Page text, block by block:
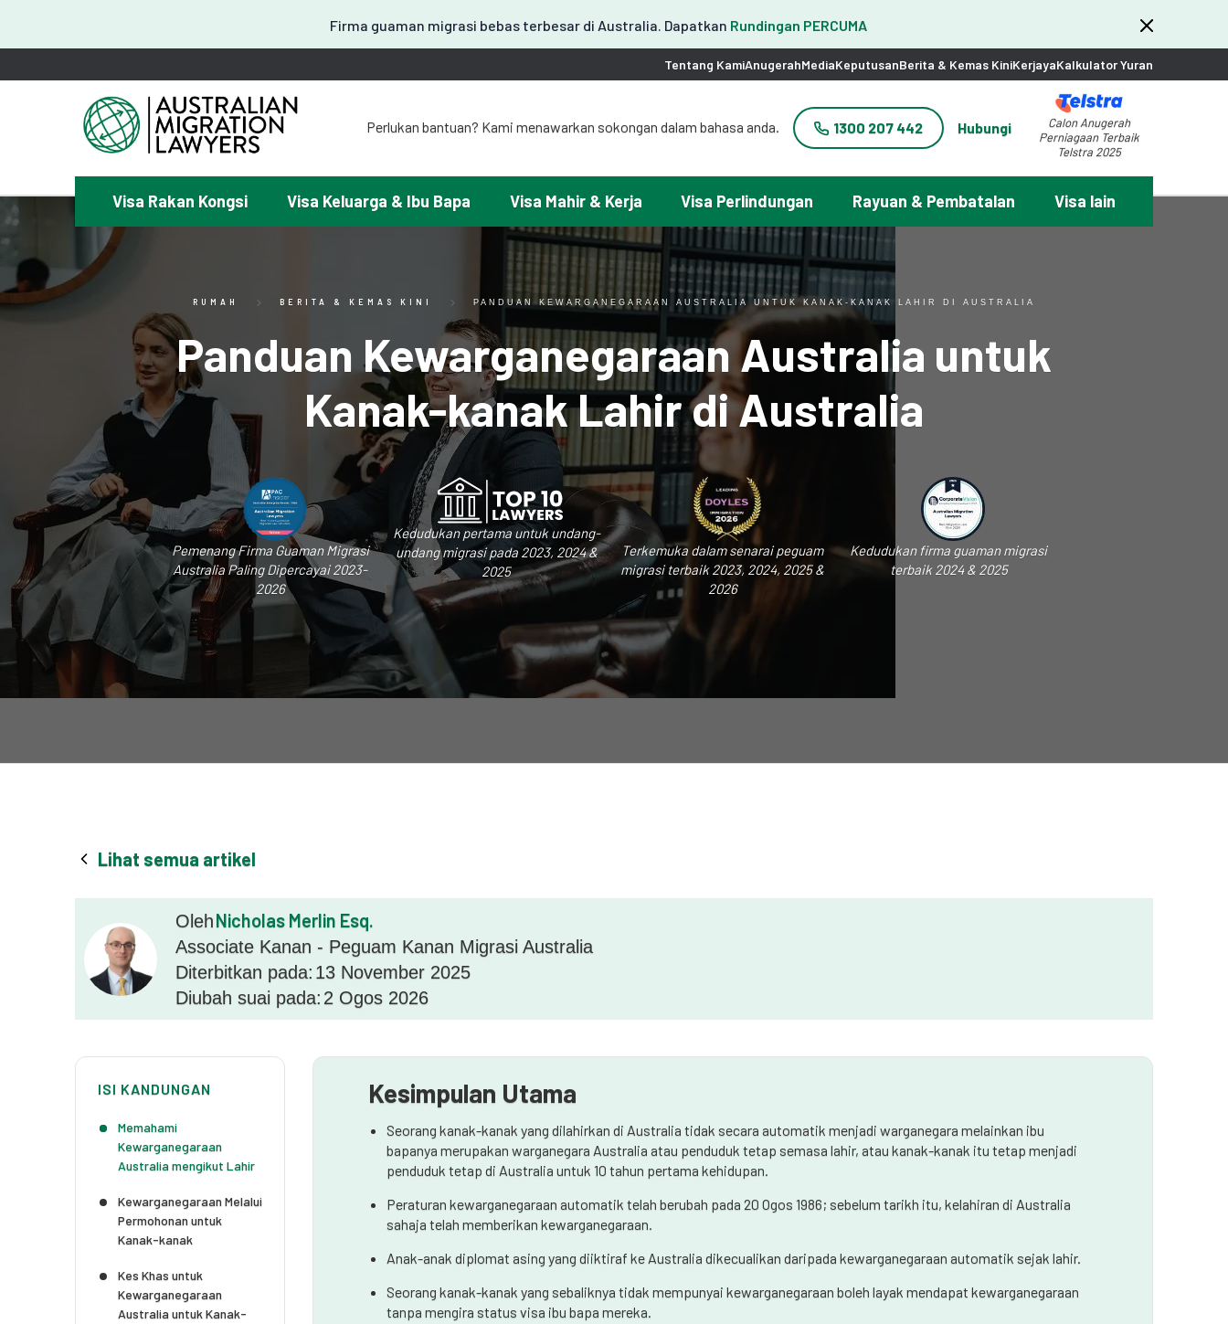
Firma guaman migrasi bebas terbesar di Australia. Dapatkan Rundingan PERCUMA
Tentang KamiAnugerahMediaKeputusanBerita & Kemas KiniKerjayaKalkulator Yuran
Perlukan bantuan? Kami menawarkan sokongan dalam bahasa anda.
¿Memerlukan ayuda con tu visa? Podemos ayudarte en español.
Tại đây chúng tôi có hỗ trợ tiếng Việt.
1300 207 442 Hubungi
Calon Anugerah
Perniagaan Terbaik
Telstra 2025
Visa Rakan Kongsi Visa Keluarga & Ibu Bapa Visa Mahir & Kerja Visa Perlindungan Rayuan & Pembatalan Visa lain
RUMAH BERITA & KEMAS KINI PANDUAN KEWARGANEGARAAN AUSTRALIA UNTUK KANAK-KANAK LAHIR DI AUSTRALIA
Panduan Kewarganegaraan Australia untuk
Kanak-kanak Lahir di Australia
Pemenang Firma Guaman Migrasi
Australia Paling Dipercayai 2023-
2026
Kedudukan pertama untuk undang-
undang migrasi pada 2023, 2024 &
2025
Terkemuka dalam senarai peguam
migrasi terbaik 2023, 2024, 2025 &
2026
Kedudukan firma guaman migrasi
terbaik 2024 & 2025
Lihat semua artikel
OlehNicholas Merlin Esq.
Associate Kanan - Peguam Kanan Migrasi Australia
Diterbitkan pada: 13 November 2025
Diubah suai pada: 2 Ogos 2026
ISI KANDUNGAN
Memahami
Kewarganegaraan
Australia mengikut Lahir
Kewarganegaraan Melalui
Permohonan untuk
Kanak-kanak
Kes Khas untuk
Kewarganegaraan
Australia untuk Kanak-
Kesimpulan Utama
Seorang kanak-kanak yang dilahirkan di Australia tidak secara automatik menjadi warganegara melainkan ibu
bapanya merupakan warganegara Australia atau penduduk tetap semasa lahir, atau kanak-kanak itu tetap menjadi
penduduk tetap di Australia untuk 10 tahun pertama kehidupan.
Peraturan kewarganegaraan automatik telah berubah pada 20 Ogos 1986; sebelum tarikh itu, kelahiran di Australia
sahaja telah memberikan kewarganegaraan.
Anak-anak diplomat asing yang diiktiraf ke Australia dikecualikan daripada kewarganegaraan automatik sejak lahir.
Seorang kanak-kanak yang sebaliknya tidak mempunyai kewarganegaraan boleh layak mendapat kewarganegaraan
tanpa mengira status visa ibu bapa mereka.